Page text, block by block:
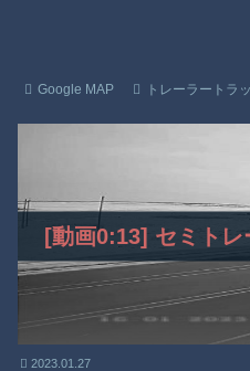
Google MAP トレーラートラ
[動画0:13] セミト
2023.01.27